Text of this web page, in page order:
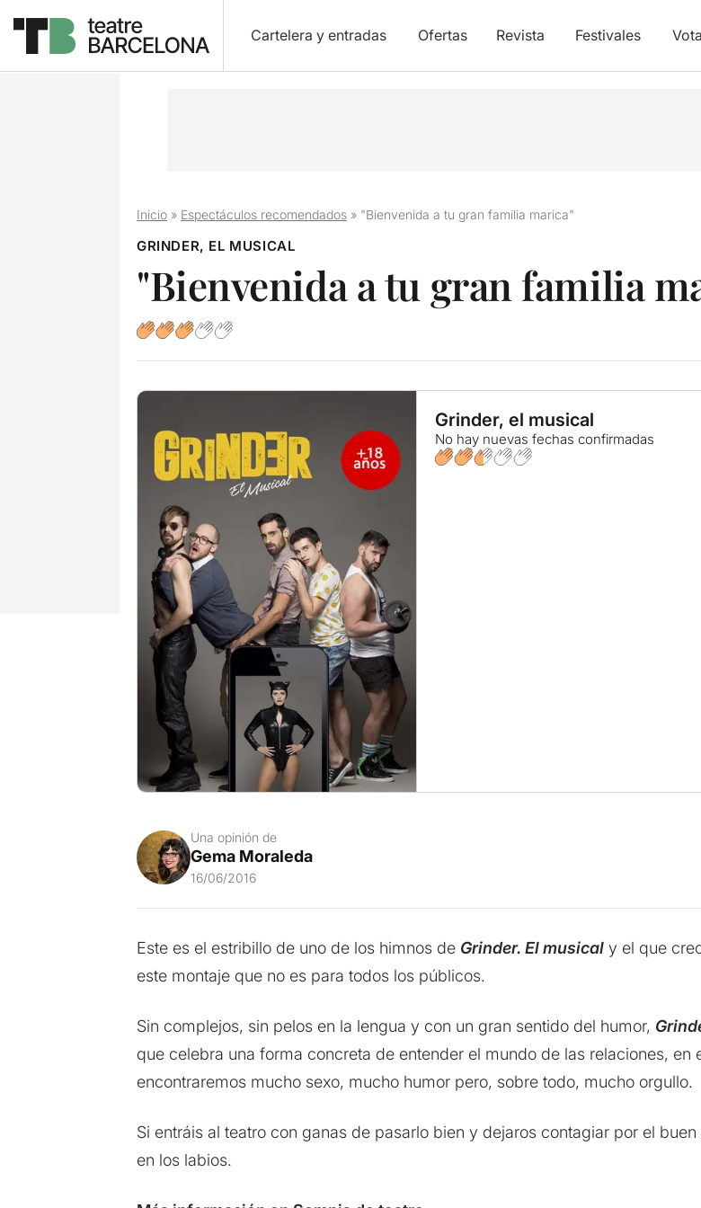
Cartelera y entradas Ofertas Revista Festivales
Inicio» Espectáculos recomendados» "Bienvenida a tu gran familia marica"
GRINDER, EL MUSICAL
"Bienvenida a tu gran familia
Grinder, el musical
No hay nuevas fechas confirmadas
Una opinión de
Gema Moraleda
16/06/2016
Este es el estribillo de uno de los himnos de Grinder. El musicaly el que
este montaje que no es para todos los públicos.
Sin complejos, sin pelos en la lengua y con un gran sentido del humor,
que celebra una forma concreta de entender el mundo de las relaciones, en
encontraremos mucho sexo, mucho humor pero, sobre todo, mucho orgullo.
Si entráis al teatro con ganas de pasarlo bien y dejaros contagiar por el
en los labios.